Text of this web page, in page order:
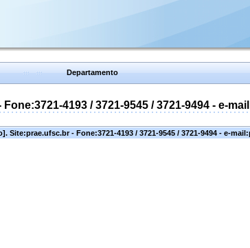
Departamento
4193 / 3721-9545 / 3721-9494 - e-
Site:prae.ufsc.br - Fone:3721-4193 / 3721-9545 / 3721-9494 - e-